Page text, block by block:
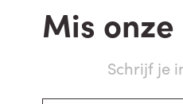
Mis
Schrijf je